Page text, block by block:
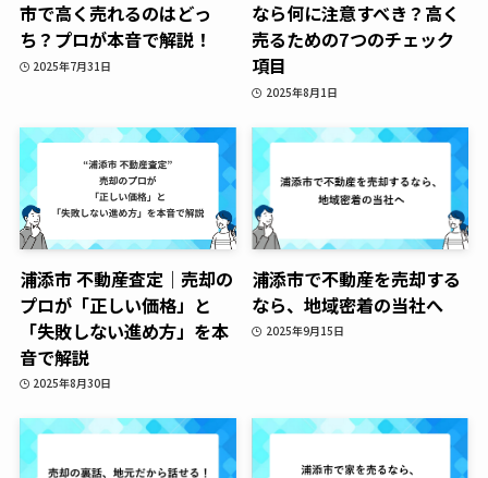
市で高く売れるのはどっ
ち？プロが本音で解説！
2025年7月31日
なら何に注意すべき？高く
売るための7つのチェック
項目
2025年8月1日
浦添市 不動産査定｜売却の
プロが「正しい価格」と
「失敗しない進め方」を本
音で解説
2025年8月30日
浦添市で不動産を売却する
なら、地域密着の当社へ
2025年9月15日